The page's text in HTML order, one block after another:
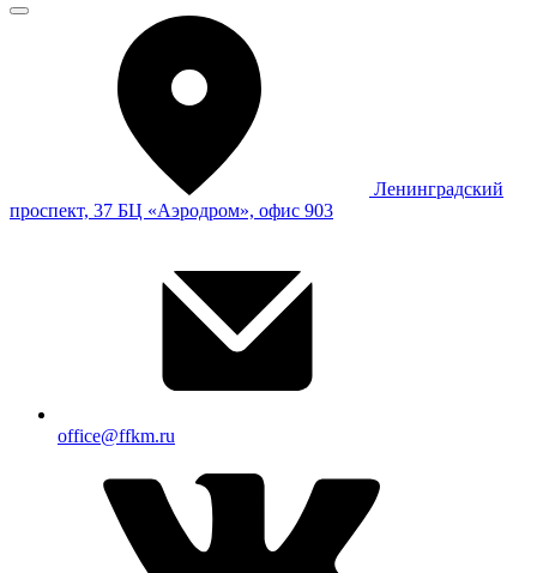
Ленинградский
проспект, 37 БЦ «Аэродром», офис 903
office@ffkm.ru